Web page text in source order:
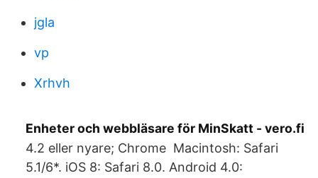
jgla
vp
Xrhvh
Enheter och webbläsare för MinSkatt - vero.fi
4.2 eller nyare; Chrome Macintosh: Safari
5.1/6*. iOS 8: Safari 8.0. Android 4.0: